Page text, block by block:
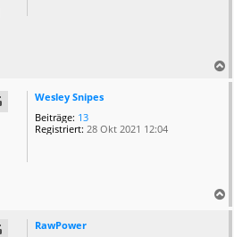
a
Wesley Snipes
Beiträge: 13
Registriert: 28 Okt 2021 12:04
a
RawPower